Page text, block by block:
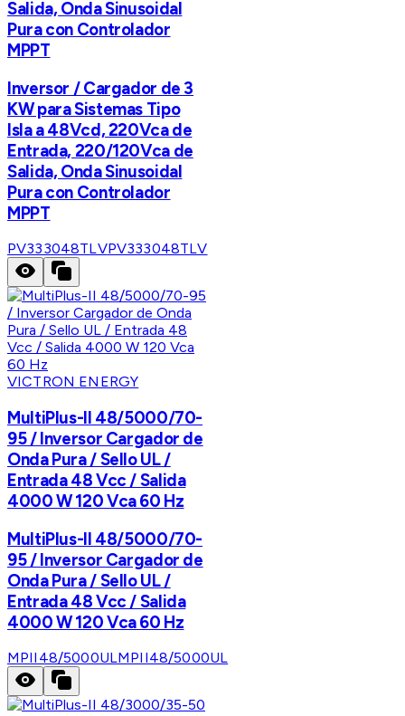
Salida, Onda Sinusoidal
Pura con Controlador
MPPT
Inversor / Cargador de 3
KW para Sistemas Tipo
Isla a 48Vcd, 220Vca de
Entrada, 220/120Vca de
Salida, Onda Sinusoidal
Pura con Controlador
MPPT
PV333048TLVPV333048TLV
VICTRON ENERGY
MultiPlus-II 48/5000/70-
95 / Inversor Cargador de
Onda Pura / Sello UL /
Entrada 48 Vcc / Salida
4000 W 120 Vca 60 Hz
MultiPlus-II 48/5000/70-
95 / Inversor Cargador de
Onda Pura / Sello UL /
Entrada 48 Vcc / Salida
4000 W 120 Vca 60 Hz
MPII48/5000ULMPII48/5000UL